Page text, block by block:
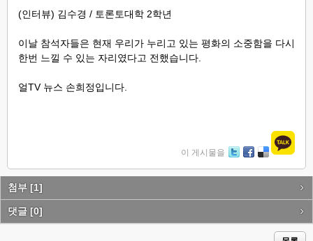
(인터뷰) 김수경 / 토론토대학 2학년
이날 참석자들은 현재 우리가 누리고 있는 평화의 소중함을 다시
한번 느낄 수 있는 자리였다고 전했습니다.
얼TV 뉴스 손희정입니다.
이 게시물을
itte ce lici
첨부 [1]
댓글 [0]